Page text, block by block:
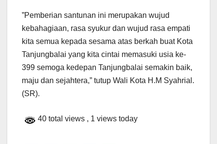
”Pemberian santunan ini merupakan wujud
kebahagiaan, rasa syukur dan wujud rasa empati
kita semua kepada sesama atas berkah buat Kota
Tanjungbalai yang kita cintai memasuki usia ke-
399 semoga kedepan Tanjungbalai semakin baik,
maju dan sejahtera,” tutup Wali Kota H.M Syahrial.
(SR).
40 total views , 1 views today